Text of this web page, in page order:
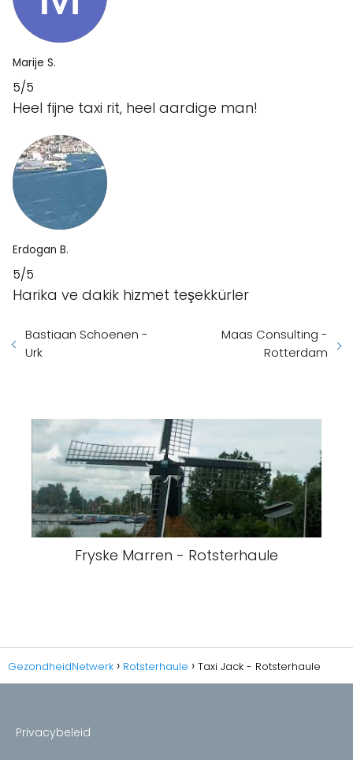
Marije S.
5/5
Heel fijne taxi rit, heel aardige man!
Erdogan B.
5/5
Harika ve dakik hizmet teşekkürler
Bastiaan Schoenen -
Urk
Maas Consulting -
Rotterdam
Fryske Marren - Rotsterhaule
GezondheidNetwerk Rotsterhaule Taxi Jack - Rotsterhaule
Privacybeleid